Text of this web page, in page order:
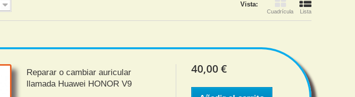
Vista:
Cuadrícula Lista
Reparar o cambiar auricular
llamada Huawei HONOR V9
40,00 €